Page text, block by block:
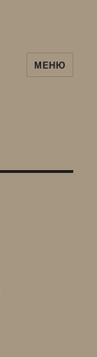
МЕНЮ